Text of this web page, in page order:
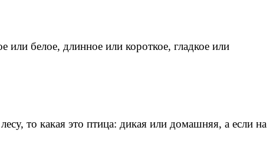
белое, длинное или короткое, гладкое или
то какая это птица: дикая или домашняя, а если на